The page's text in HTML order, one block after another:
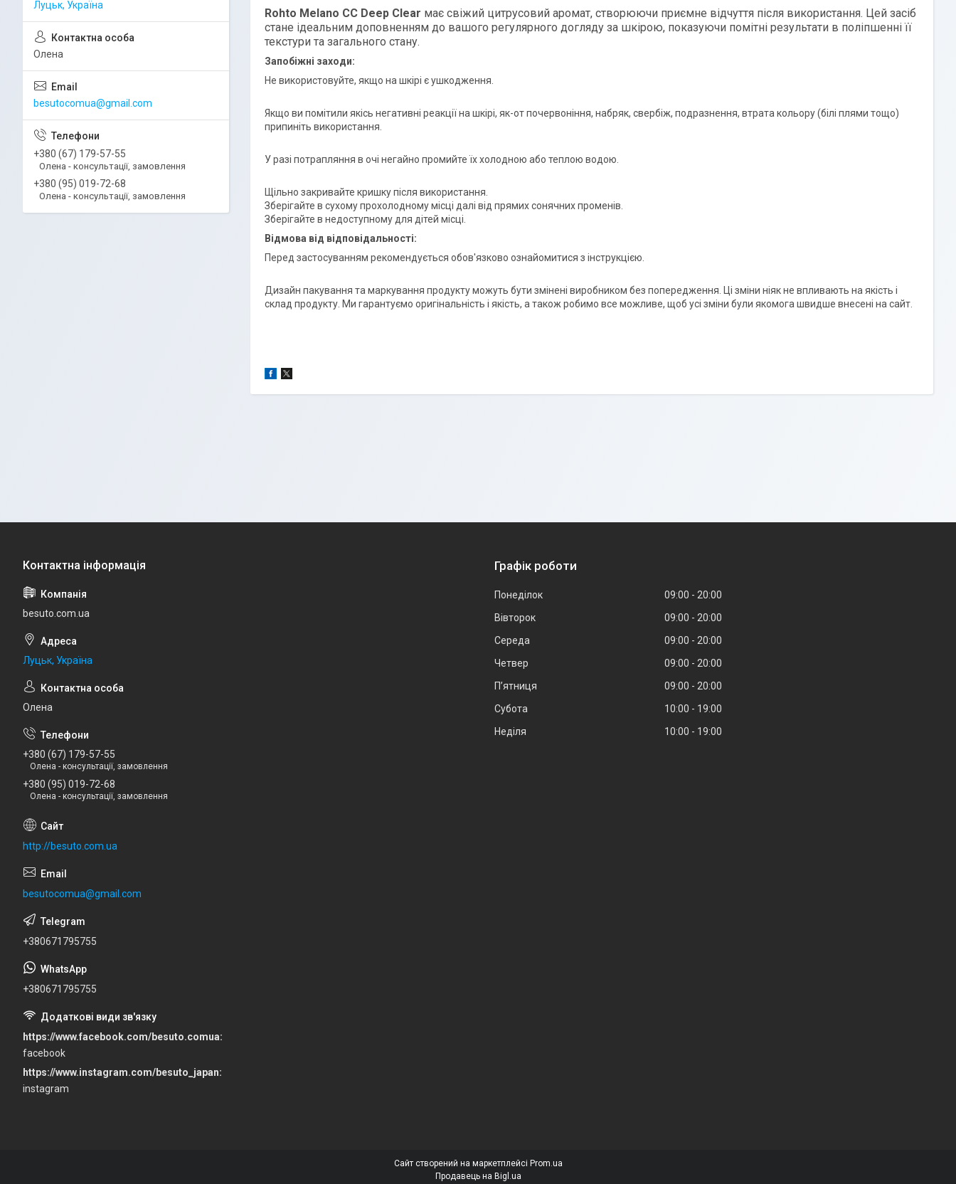
Rohto Melano CC Deep Clear має свіжий цитрусовий аромат, створюючи приємне відчуття після використання. Цей засіб
стане ідеальним доповненням до вашого регулярного догляду за шкірою, показуючи помітні результати в поліпшенні її
текстури та загального стану.
Запобіжні заходи:
Не використовуйте, якщо на шкірі є ушкодження.
Якщо ви помітили якісь негативні реакції на шкірі, як-от почервоніння, набряк, свербіж, подразнення, втрата кольору (білі плями тощо)
припиніть використання.
У разі потрапляння в очі негайно промийте їх холодною або теплою водою.
Щільно закривайте кришку після використання.
Зберігайте в сухому прохолодному місці далі від прямих сонячних променів.
Зберігайте в недоступному для дітей місці.
Відмова від відповідальності:
Перед застосуванням рекомендується обов'язково ознайомитися з інструкцією.
Дизайн пакування та маркування продукту можуть бути змінені виробником без попередження. Ці зміни ніяк не впливають на якість і
склад продукту. Ми гарантуємо оригінальність і якість, а також робимо все можливе, щоб усі зміни були якомога швидше внесені на сайт.
Луцьк, Україна
Олена
besutocomua@gmail.com
+380 (67) 179-57-55
Олена - консультації, замовлення
+380 (95) 019-72-68
Олена - консультації, замовлення
besuto.com.ua
Луцьк, Україна
Олена
+380 (67) 179-57-55
Олена - консультації, замовлення
+380 (95) 019-72-68
Олена - консультації, замовлення
http://besuto.com.ua
besutocomua@gmail.com
+380671795755
+380671795755
https://www.facebook.com/besuto.comua
facebook
https://www.instagram.com/besuto_japan
instagram
Графік роботи
Понеділок 09:00
20:00
Вівторок
09:00
20:00
Середа
09:00
20:00
Четвер
09:00
20:00
Пʼятниця
09:00
20:00
Субота
10:00
19:00
Неділя
10:00 19:00
Сайт створений на маркетплейсі Prom.ua
Продавець на Bigl.ua